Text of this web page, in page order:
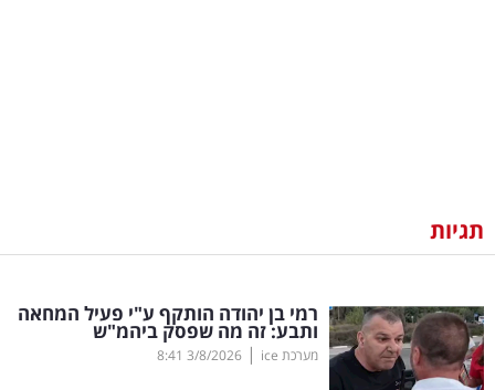
וצרכנות
דיגיטל
וטק
תגיות
רמי בן יהודה הותקף ע"י פעיל המחאה
ותבע: זה מה שפסק ביהמ"ש
מערכת ice |
3/8/2026
8:41